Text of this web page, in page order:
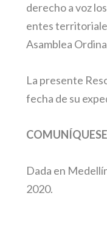
derecho a voz
entes
Asamblea
La presente
fecha de su
Dada en
2020.